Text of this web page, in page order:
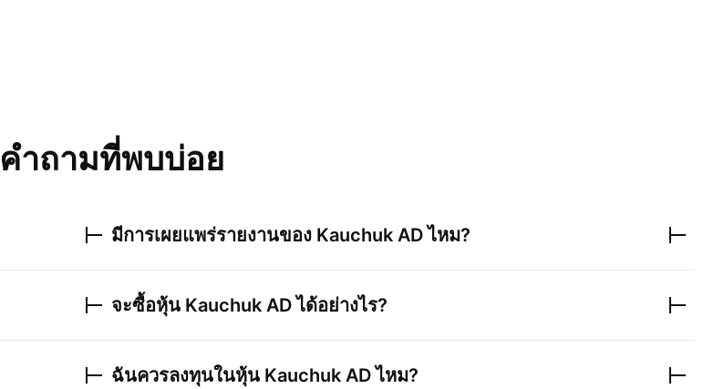
คำถามที่พบบ่อย
มีการเผยแพร่รายงานของ Kauchuk ADไหม?
จะซื้อหุ้น Kauchuk ADได้อย่างไร?
ฉันควรลงทุนในหุ้น Kauchuk ADไหม?